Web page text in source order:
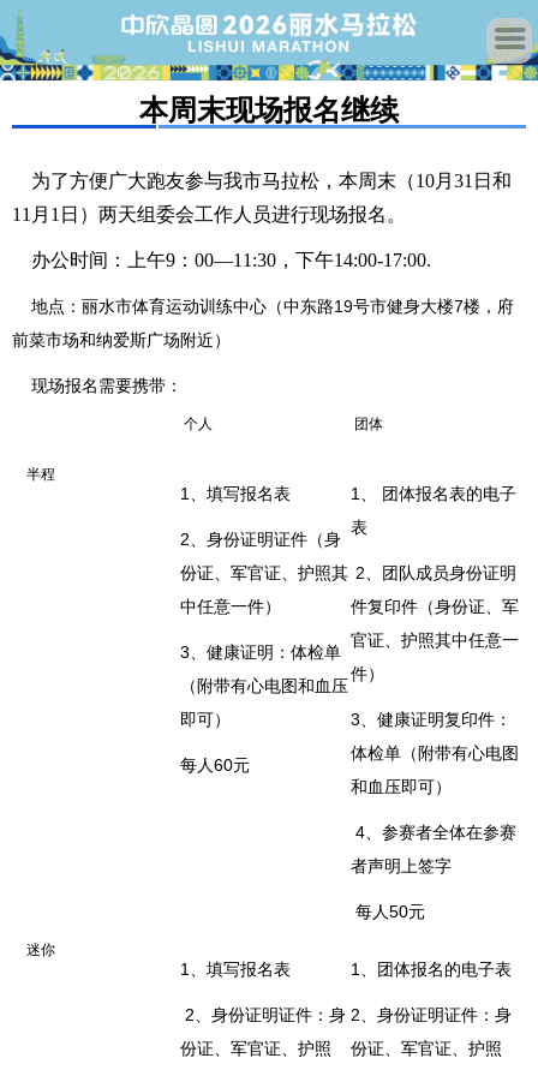
本周末现场报名继续
为了方便广大跑友参与我市马拉松，本周末（10月31日和
11月1日）两天组委会工作人员进行现场报名。
办公时间：上午9：00—11:30，下午14:00-17:00.
地点：丽水市体育运动训练中心（中东路19号市健身大楼7楼，府
前菜市场和纳爱斯广场附近）
现场报名需要携带：
个人 团体
半程
1、填写报名表
2、身份证明证件（身
份证、军官证、护照其
中任意一件）
3、健康证明：体检单
（附带有心电图和血压
即可）
每人60元
1、 团体报名表的电子
表
2、团队成员身份证明
件复印件（身份证、军
官证、护照其中任意一
件）
3、健康证明复印件：
体检单（附带有心电图
和血压即可）
4、参赛者全体在参赛
者声明上签字
每人50元
迷你
1、填写报名表
2、身份证明证件：身
份证、军官证、护照
1、团体报名的电子表
2、身份证明证件：身
份证、军官证、护照